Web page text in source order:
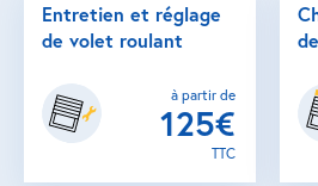
Entretien et réglage
de volet roulant
à partir de
125€
TTC